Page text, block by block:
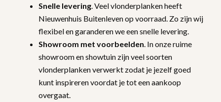
Snelle levering . Veel vlonderplanken heeft
Nieuwenhuis Buitenleven op voorraad. Zo zijn wij
flexibel en garanderen we een snelle levering.
Showroom met voorbeelden . In onze ruime
showroom en showtuin zijn veel soorten
vlonderplanken verwerkt zodat je jezelf goed
kunt inspireren voordat je tot een aankoop
overgaat.